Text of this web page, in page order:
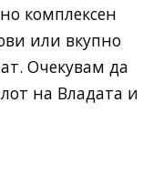
комплексен
или вкупно
Очекувам да
на Владата и